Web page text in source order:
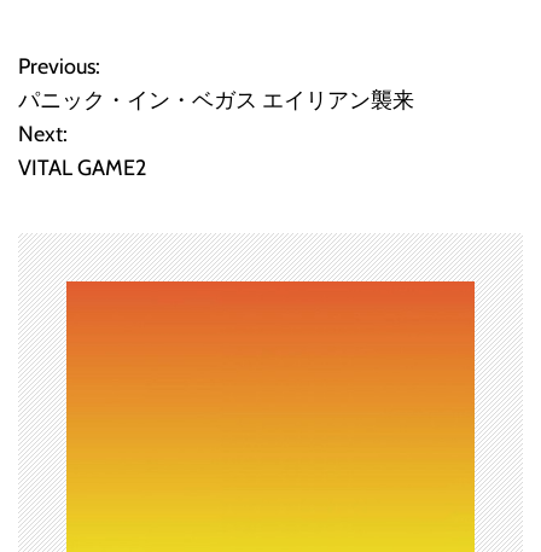
投
稿
ナ
ビ
ゲ
ー
シ
ョ
ン
Previous:
パニック・イン・ベガス エイリアン襲来
Next:
VITAL GAME2